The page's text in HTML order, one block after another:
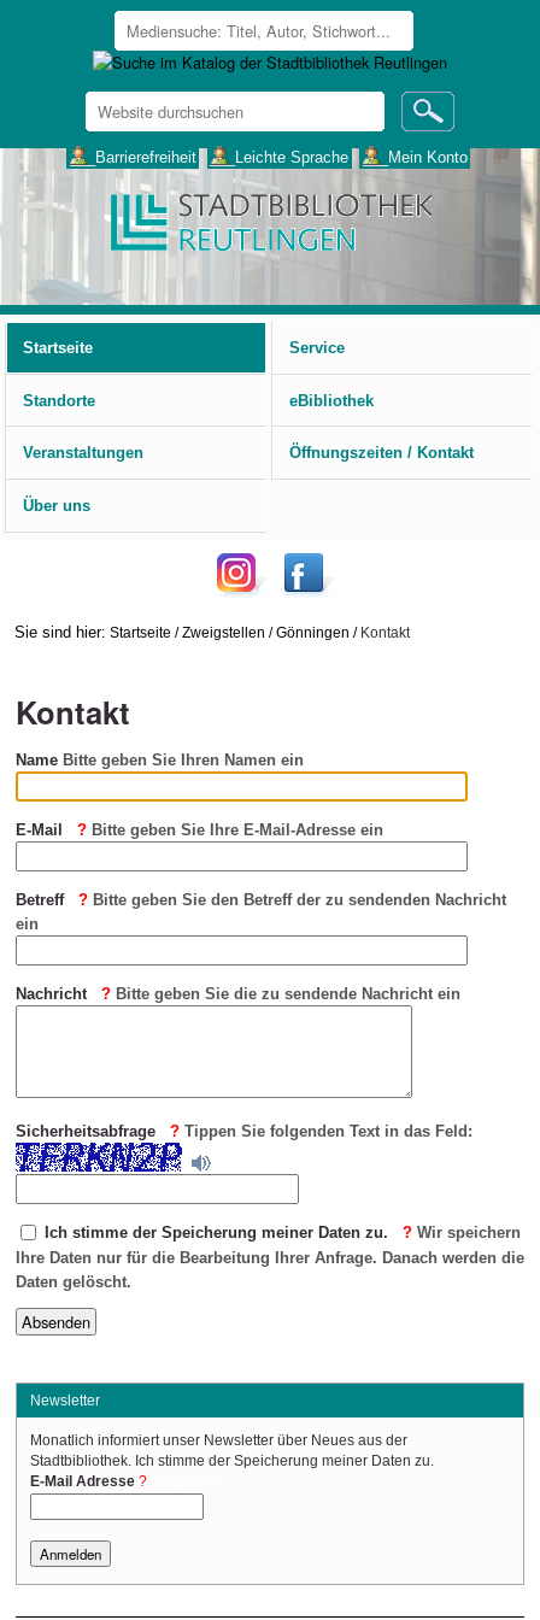
Website
durchsuchen
___Barrierefreiheit ___Leichte Sprache ___Mein Konto
Startseite
Service
Standorte eBibliothek
Veranstaltungen Öffnungszeiten / Kontakt
Über uns
Sie sind hier: Startseite /Zweigstellen /Gönningen / Kontakt
Kontakt
Name Bitte geben Sie Ihren Namen ein
E-Mail Bitte geben Sie Ihre E-Mail-Adresse ein
Betreff
Bitte geben Sie den Betreff der zu sendenden Nachricht
ein
Nachricht Bitte geben Sie die zu sendende Nachricht ein
Sicherheitsabfrage Tippen Sie folgenden Text in das Feld:
Ich stimme der Speicherung meiner Daten zu.
Wir speichern
Ihre Daten nur für die Bearbeitung Ihrer Anfrage. Danach werden die
Daten gelöscht.
Newsletter
Monatlich informiert unser Newsletter über Neues aus der
Stadtbibliothek. Ich stimme der Speicherung meiner Daten zu.
E-Mail Adresse